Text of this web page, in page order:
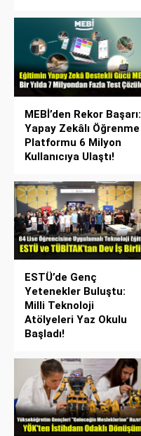
MEBİ’den Rekor Başarı:
Yapay Zekâlı Öğrenme
Platformu 6 Milyon
Kullanıcıya Ulaştı!
ESTÜ’de Genç
Yetenekler Buluştu:
Milli Teknoloji
Atölyeleri Yaz Okulu
Başladı!